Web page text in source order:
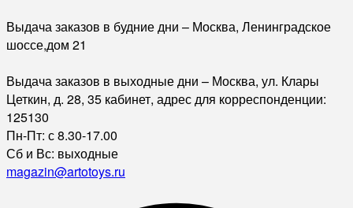
Выдача заказов в будние дни – Москва, Ленинградское
шоссе,дом 21
Выдача заказов в выходные дни – Москва, ул. Клары
Цеткин, д. 28, 35 кабинет, адрес для корреспонденции:
125130
Пн-Пт: с 8.30-17.00
Сб и Вс: выходные
magazin@artotoys.ru